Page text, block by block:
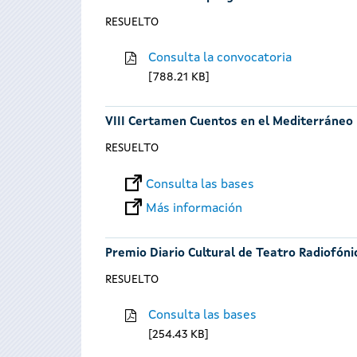
RESUELTO
Consulta la convocatoria
788.21 KB
VIII Certamen Cuentos en el Mediterráneo
RESUELTO
Consulta las bases
Más información
Premio Diario Cultural de Teatro
RESUELTO
Consulta las bases
254.43 KB